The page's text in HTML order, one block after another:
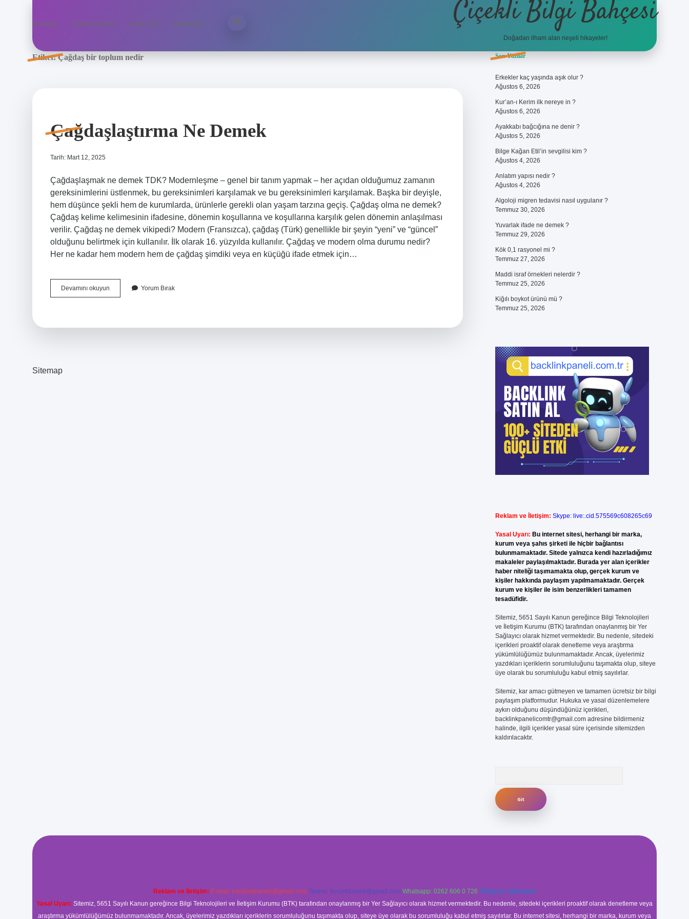
Anasayfa Gizlilik Politikası Yasal Uyarı Hakkımızda Çiçekli Bilgi Bahçesi
Doğadan ilham alan neşeli hikayeler!
Etiket:Çağdaş bir toplum nedir
Çağdaşlaştırma Ne Demek
Tarih: Mart 12, 2025
Çağdaşlaşmak ne demek TDK? Modernleşme – genel bir tanım yapmak – her açıdan olduğumuz zamanın
gereksinimlerini üstlenmek, bu gereksinimleri karşılamak ve bu gereksinimleri karşılamak. Başka bir deyişle,
hem düşünce şekli hem de kurumlarda, ürünlerle gerekli olan yaşam tarzına geçiş. Çağdaş olma ne demek?
Çağdaş kelime kelimesinin ifadesine, dönemin koşullarına ve koşullarına karşılık gelen dönemin anlaşılması
verilir. Çağdaş ne demek vikipedi? Modern (Fransızca), çağdaş (Türk) genellikle bir şeyin “yeni” ve “güncel”
olduğunu belirtmek için kullanılır. İlk olarak 16. yüzyılda kullanılır. Çağdaş ve modern olma durumu nedir?
Her ne kadar hem modern hem de çağdaş şimdiki veya en küçüğü ifade etmek için…
Devamını okuyun Çağdaşlaştırma
Ne
Yorum Bırak
Sitemap
Sidebar
Son Yazılar
Erkekler kaç yaşında aşık olur ?
Ağustos 6, 2026
Kur’an-ı Kerim ilk nereye in ?
Ağustos 6, 2026
Ayakkabı bağcığına ne denir ?
Ağustos 5, 2026
Bilge Kağan Etil’in sevgilisi kim ?
Ağustos 4, 2026
Anlatım yapısı nedir ?
Ağustos 4, 2026
Algoloji migren tedavisi nasıl uygulanır ?
Temmuz 30, 2026
Yuvarlak ifade ne demek ?
Temmuz 29, 2026
Kök 0,1 rasyonel mi ?
Temmuz 27, 2026
Maddi israf örnekleri nelerdir ?
Temmuz 25, 2026
Kiğılı boykot ürünü mü ?
Temmuz 25, 2026
Reklam ve İletişim: Skype: live:.cid.575569c608265c69
Yasal Uyarı: Bu internet sitesi, herhangi bir marka,
kurum veya şahıs şirketi ile hiçbir bağlantısı
bulunmamaktadır. Sitede yalnızca kendi hazırladığımız
makaleler paylaşılmaktadır. Burada yer alan içerikler
haber niteliği taşımamakta olup, gerçek kurum ve
kişiler hakkında paylaşım yapılmamaktadır. Gerçek
kurum ve kişiler ile isim benzerlikleri tamamen
tesadüfidir.
Sitemiz, 5651 Sayılı Kanun gereğince Bilgi Teknolojileri
ve İletişim Kurumu (BTK) tarafından onaylanmış bir Yer
Sağlayıcı olarak hizmet vermektedir. Bu nedenle, sitedeki
içerikleri proaktif olarak denetleme veya araştırma
yükümlülüğümüz bulunmamaktadır. Ancak, üyelerimiz
yazdıkları içeriklerin sorumluluğunu taşımakta olup, siteye
üye olarak bu sorumluluğu kabul etmiş sayılırlar.
Sitemiz, kar amacı gütmeyen ve tamamen ücretsiz bir bilgi
paylaşım platformudur. Hukuka ve yasal düzenlemelere
aykırı olduğunu düşündüğünüz içerikleri,
backlinkpanelicomtr@gmail.comadresine bildirmeniz
halinde, ilgili içerikler yasal süre içerisinde sitemizden
kaldırılacaktır.
Reklam ve İletişim: E-mail: backlinkpaneli@gmail.com Teams: forumhizmeti@gmail.com Whatsapp: 0262 606 0 726 Telegram: @karabul
Yasal Uyarı: Sitemiz, 5651 Sayılı Kanun gereğince Bilgi Teknolojileri ve İletişim Kurumu (BTK) tarafından onaylanmış bir Yer Sağlayıcı olarak hizmet vermektedir. Bu nedenle, sitedeki içerikleri proaktif olarak denetleme veya
araştırma yükümlülüğümüz bulunmamaktadır. Ancak, üyelerimiz yazdıkları içeriklerin sorumluluğunu taşımakta olup, siteye üye olarak bu sorumluluğu kabul etmiş sayılırlar. Bu internet sitesi, herhangi bir marka, kurum veya